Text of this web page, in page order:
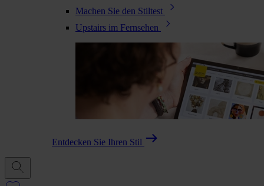
Machen Sie den Stiltest
Upstairs im Fernsehen
Entdecken Sie Ihren Stil